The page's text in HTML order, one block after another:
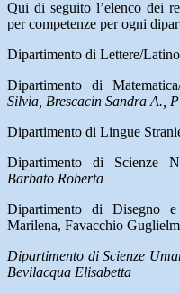
Qui di seguito l’elenco dei
per competenze per ogni
Dipartimento di Lettere/Latino
Dipartimento di
Silvia, Brescacin Sandra A.,
Dipartimento di Lingue
Dipartimento di Scienze
Barbato Roberta
Dipartimento di Disegno
Marilena, Favacchio
Dipartimento di Scienze
Bevilacqua Elisabetta